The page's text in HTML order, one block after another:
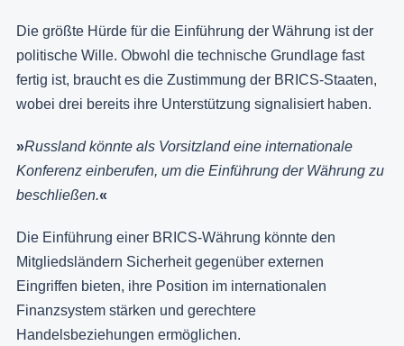
Die größte Hürde für die Einführung der Währung ist der
politische Wille. Obwohl die technische Grundlage fast
fertig ist, braucht es die Zustimmung der BRICS-Staaten,
wobei drei bereits ihre Unterstützung signalisiert haben.
»Russland könnte als Vorsitzland eine internationale
Konferenz einberufen, um die Einführung der Währung zu
beschließen.«
Die Einführung einer BRICS-Währung könnte den
Mitgliedsländern Sicherheit gegenüber externen
Eingriffen bieten, ihre Position im internationalen
Finanzsystem stärken und gerechtere
Handelsbeziehungen ermöglichen.